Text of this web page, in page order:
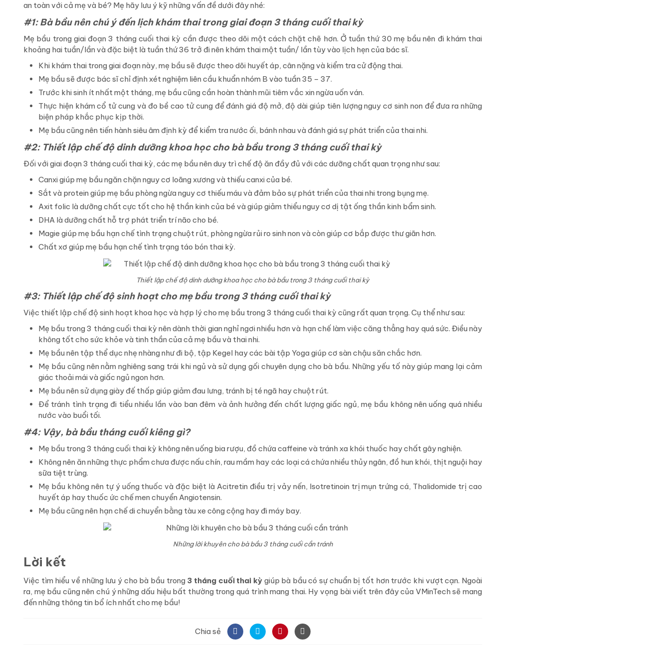
an toàn với cả mẹ và bé? Mẹ hãy lưu ý kỹ những vấn đề dưới đây nhé:
#1: Bà bầu nên chú ý đến lịch khám thai trong giai đoạn 3 tháng cuối thai kỳ
Mẹ bầu trong giai đoạn 3 tháng cuối thai kỳ cần được theo dõi một cách chặt chẽ hơn. Ở tuần thứ 30 mẹ bầu nên đi khám thai
khoảng hai tuần/lần và đặc biệt là tuần thứ 36 trở đi nên khám thai một tuần/ lần tùy vào lịch hẹn của bác sĩ.
Khi khám thai trong giai đoạn này, mẹ bầu sẽ được theo dõi huyết áp, cân nặng và kiểm tra cử động thai.
Mẹ bầu sẽ được bác sĩ chỉ định xét nghiệm liên cầu khuẩn nhóm B vào tuần 35 – 37.
Trước khi sinh ít nhất một tháng, mẹ bầu cũng cần hoàn thành mũi tiêm vắc xin ngừa uốn ván.
Thực hiện khám cổ tử cung và đo bề cao tử cung để đánh giá độ mở, độ dài giúp tiên lượng nguy cơ sinh non để đưa ra những
biện pháp khắc phục kịp thời.
Mẹ bầu cũng nên tiến hành siêu âm định kỳ để kiểm tra nước ối, bánh nhau và đánh giá sự phát triển của thai nhi.
#2: Thiết lập chế độ dinh dưỡng khoa học cho bà bầu trong 3 tháng cuối thai kỳ
Đối với giai đoạn 3 tháng cuối thai kỳ, các mẹ bầu nên duy trì chế độ ăn đầy đủ với các dưỡng chất quan trọng như sau:
Canxi giúp mẹ bầu ngăn chặn nguy cơ loãng xương và thiếu canxi của bé.
Sắt và protein giúp mẹ bầu phòng ngừa nguy cơ thiếu máu và đảm bảo sự phát triển của thai nhi trong bụng mẹ.
Axit folic là dưỡng chất cực tốt cho hệ thần kinh của bé và giúp giảm thiểu nguy cơ dị tật ống thần kinh bẩm sinh.
DHA là dưỡng chất hỗ trợ phát triển trí não cho bé.
Magie giúp mẹ bầu hạn chế tình trạng chuột rút, phòng ngừa rủi ro sinh non và còn giúp cơ bắp được thư giãn hơn.
Chất xơ giúp mẹ bầu hạn chế tình trạng táo bón thai kỳ.
Thiết lập chế độ dinh dưỡng khoa học cho bà bầu trong 3 tháng cuối thai kỳ
#3: Thiết lập chế độ sinh hoạt cho mẹ bầu trong 3 tháng cuối thai kỳ
Việc thiết lập chế độ sinh hoạt khoa học và hợp lý cho mẹ bầu trong 3 tháng cuối thai kỳ cũng rất quan trọng. Cụ thể như sau:
Mẹ bầu trong 3 tháng cuối thai kỳ nên dành thời gian nghỉ ngơi nhiều hơn và hạn chế làm việc căng thẳng hay quá sức. Điều này
không tốt cho sức khỏe và tinh thần của cả mẹ bầu và thai nhi.
Mẹ bầu nên tập thể dục nhẹ nhàng như đi bộ, tập Kegel hay các bài tập Yoga giúp cơ sàn chậu săn chắc hơn.
Mẹ bầu cũng nên nằm nghiêng sang trái khi ngủ và sử dụng gối chuyên dụng cho bà bầu. Những yếu tố này giúp mang lại cảm
giác thoải mái và giấc ngủ ngon hơn.
Mẹ bầu nên sử dụng giày đế thấp giúp giảm đau lưng, tránh bị té ngã hay chuột rút.
Để tránh tình trạng đi tiểu nhiều lần vào ban đêm và ảnh hưởng đến chất lượng giấc ngủ, mẹ bầu không nên uống quá nhiều
nước vào buổi tối.
#4: Vậy, bà bầu tháng cuối kiêng gì?
Mẹ bầu trong 3 tháng cuối thai kỳ không nên uống bia rượu, đồ chứa caffeine và tránh xa khói thuốc hay chất gây nghiện.
Không nên ăn những thực phẩm chưa được nấu chín, rau mầm hay các loại cá chứa nhiều thủy ngân, đồ hun khói, thịt nguội hay
sữa tiệt trùng.
Mẹ bầu không nên tự ý uống thuốc và đặc biệt là Acitretin điều trị vảy nến, Isotretinoin trị mụn trứng cá, Thalidomide trị cao
huyết áp hay thuốc ức chế men chuyển Angiotensin.
Mẹ bầu cũng nên hạn chế di chuyển bằng tàu xe công cộng hay đi máy bay.
Những lời khuyên cho bà bầu 3 tháng cuối cần tránh
Lời kết
Việc tìm hiểu về những lưu ý cho bà bầu trong 3 tháng cuối thai kỳ giúp bà bầu có sự chuẩn bị tốt hơn trước khi vượt cạn. Ngoài
ra, mẹ bầu cũng nên chú ý những dấu hiệu bất thường trong quá trình mang thai. Hy vọng bài viết trên đây của VMinTech sẽ mang
đến những thông tin bổ ích nhất cho mẹ bầu!
Chia sẻ